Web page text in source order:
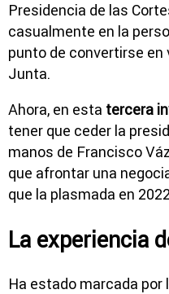
Presidencia de las
casualmente en la
punto de convertirse
Junta.
Ahora, en esta tercera
tener que ceder la
manos de Francisco
que afrontar una
que la plasmada en
La experiencia
Ha estado marcada por